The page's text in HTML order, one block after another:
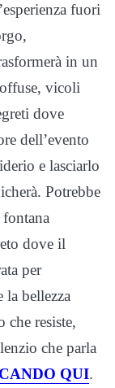
fuori
in un
vicoli
dove
dell’evento
e lasciarlo
Potrebbe
dove il
per
la bellezza
che resiste,
che parla
QUI.